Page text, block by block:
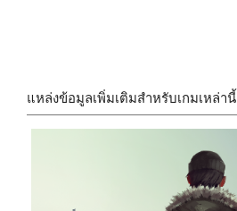
แหล่งข้อมูลเพิ่มเติมสำหรับเกมเหล่านี้